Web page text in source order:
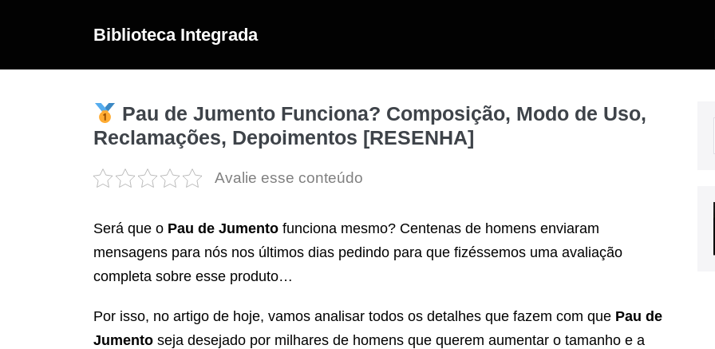
Biblioteca Integrada
Pau de Jumento Funciona? Composição, Modo de Uso,
Reclamações, Depoimentos [RESENHA]
Avalie esse conteúdo
Será que o Pau de Jumento funciona mesmo? Centenas de homens enviaram
mensagens para nós nos últimos dias pedindo para que fizéssemos uma avaliação
completa sobre esse produto…
Por isso, no artigo de hoje, vamos analisar todos os detalhes que fazem com que Pau de
Jumento seja desejado por milhares de homens que querem aumentar o tamanho e a